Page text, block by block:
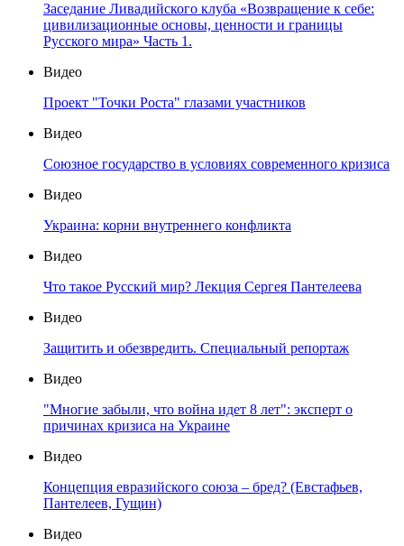
Заседание Ливадийского клуба «Возвращение к себе:
цивилизационные основы, ценности и границы
Русского мира» Часть 1.
Видео
Проект "Точки Роста" глазами участников
Видео
Союзное государство в условиях современного кризиса
Видео
Украина: корни внутреннего конфликта
Видео
Что такое Русский мир? Лекция Сергея Пантелеева
Видео
Защитить и обезвредить. Специальный репортаж
Видео
"Многие забыли, что война идет 8 лет": эксперт о
причинах кризиса на Украине
Видео
Концепция евразийского союза – бред? (Евстафьев,
Пантелеев, Гущин)
Видео